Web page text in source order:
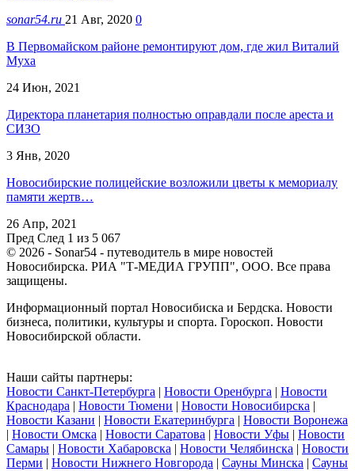
sonar54.ru 21 Авг, 2020 0
В Первомайском районе ремонтируют дом, где жил Виталий
Муха
24 Июн, 2021
Директора планетария полностью оправдали после ареста и
СИЗО
3 Янв, 2020
Новосибирские полицейские возложили цветы к мемориалу
памяти жертв…
26 Апр, 2021
Пред След 1 из 5 067
© 2026 - Sonar54 - путеводитель в мире новостей
Новосибирска. РИА "Т-МЕДИА ГРУПП", ООО. Все права
защищены.
Информационный портал Новосибиска и Бердска. Новости
бизнеса, политики, культуры и спорта. Гороскоп. Новости
Новосибирской области.
Наши сайты партнеры:
Новости Санкт-Петербурга | Новости Оренбурга | Новости
Краснодара | Новости Тюмени | Новости Новосибирска |
Новости Казани | Новости Екатеринбурга | Новости Воронежа
| Новости Омска | Новости Саратова | Новости Уфы | Новости
Самары | Новости Хабаровска | Новости Челябинска | Новости
Перми | Новости Нижнего Новгорода | Сауны Минска | Сауны